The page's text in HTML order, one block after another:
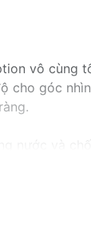
vô cùng
cho góc
lo lắng về